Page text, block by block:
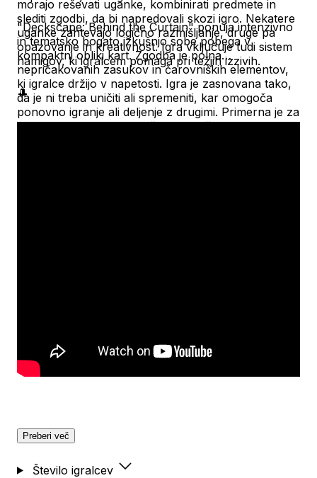
morajo reševati uganke, kombinirati predmete in
slediti zgodbi, da bi napredovali skozi igro. Nekatere
uganke zahtevajo logično razmišljanje, druge pa
opazovanje in kreativnost. Igra vključuje tudi sistem
namigov, ki igralcem pomaga pri težjih izzivih.
"Deckscape: Behind the Curtain" ponuja intenzivno
in tematsko bogato izkušnjo sobe pobega v
kompaktni obliki kart. Zgodba je polna
nepričakovanih zasukov in čarovniških elementov,
ki igralce držijo v napetosti. Igra je zasnovana tako,
da je ni treba uničiti ali spremeniti, kar omogoča
ponovno igranje ali deljenje z drugimi. Primerna je za
igralce vseh starosti, ki uživajo v reševanju ugank in
🎩
Preberi več
Število igralcev